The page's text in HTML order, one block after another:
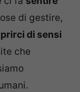
di gestire,
di sensi
che